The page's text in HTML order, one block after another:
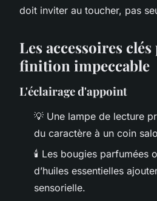
doit inviter au toucher, pas
Les accessoires
finition impeccable
L'éclairage d'appoint
💡 Une lampe de lecture
du caractère à un coin
🕯️ Les bougies parfumées
d’huiles essentielles
sensorielle.